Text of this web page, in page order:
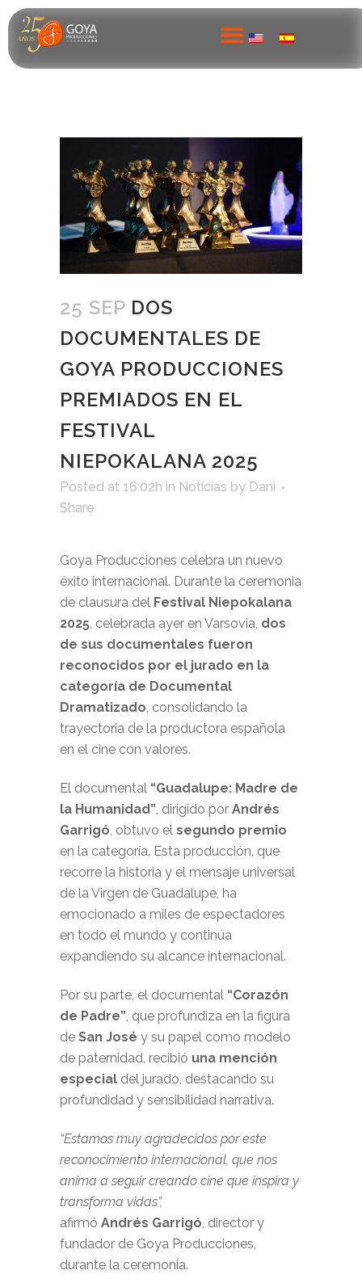
25 SEP DOS
DOCUMENTALES DE
GOYA PRODUCCIONES
PREMIADOS EN EL
FESTIVAL
NIEPOKALANA 2025
Posted at 16:02h in Noticias by Dani
Share
Goya Producciones celebra un nuevo
éxito internacional. Durante la ceremonia
de clausura del Festival Niepokalana
2025 , celebrada ayer en Varsovia, dos
de sus documentales fueron
reconocidos por el jurado en la
categoría de Documental
Dramatizado , consolidando la
trayectoria de la productora española
en el cine con valores.
El documental “Guadalupe: Madre de
la Humanidad” , dirigido por Andrés
Garrigó , obtuvo el segundo premio
en la categoría. Esta producción, que
recorre la historia y el mensaje universal
de la Virgen de Guadalupe, ha
emocionado a miles de espectadores
en todo el mundo y continúa
expandiendo su alcance internacional.
Por su parte, el documental “Corazón
de Padre” , que profundiza en la figura
de San José y su papel como modelo
de paternidad, recibió una mención
especial del jurado, destacando su
profundidad y sensibilidad narrativa.
“Estamos muy agradecidos por este
reconocimiento internacional, que nos
anima a seguir creando cine que inspira y
transforma vidas”,
afirmó Andrés Garrigó , director y
fundador de Goya Producciones,
durante la ceremonia.